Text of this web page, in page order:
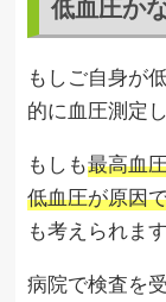
低血圧か
もしご自身が
的に血圧測定
もしも最高血
低血圧が原因
も考えられます
病院で検査を